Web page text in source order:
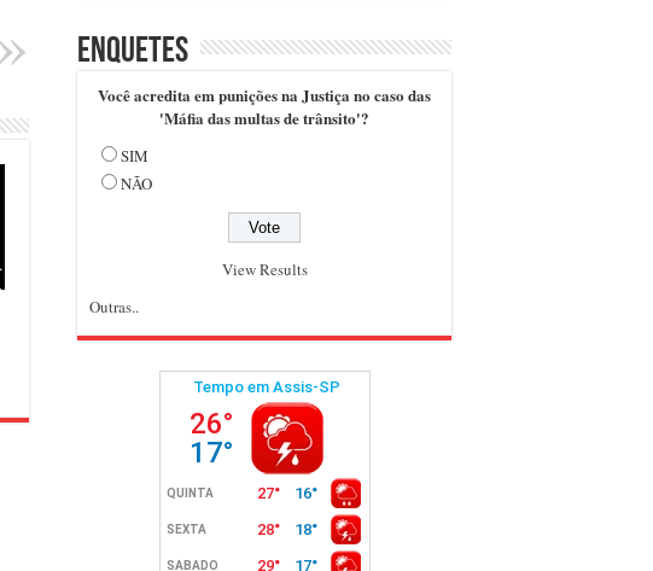
Enquetes
Você acredita em punições na Justiça no caso das
'Máfia das multas de trânsito'?
SIM
NÃO
View Results
Outras..